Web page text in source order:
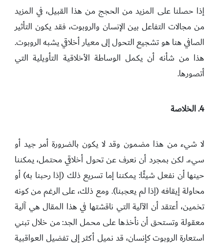
إذا حصلنا على المزيد من الحجج من هذا القبيل، في المزيد
من مجالات التفاعل بين الإنسان والروبوت، فقد يكون التأثير
الصافي هنا هو تشجيع التحول إلى معيار أخلاقي يشبه الروبوت.
هذا من شأنه أن يكمل الوساطة الأخلاقية التأويلية التي
أتصورها.
4. الخلاصة
لا شيء من هذا مضمون وقد لا يكون بالضرورة أمر جيد أو
سيء. لكن بمجرد أن نعرف عن تحول أخلاقي محتمل، يمكننا
حينها أن نفعل شيئًا: يمكننا إما تسريع ذلك (إذا رحبنا به) أو
محاولة إيقافه (إذا لم يعجبنا). ومع ذلك، على الرغم من كونه
تخمين، أعتقد أن الآلية التي ناقشتها في هذا المقال هي آلية
معقولة وتستحق أن نأخذها على محمل الجد: من خلال تبني
استعارة الروبوت كإنسان، قد نميل أكثر إلى تفضيل العواقبية